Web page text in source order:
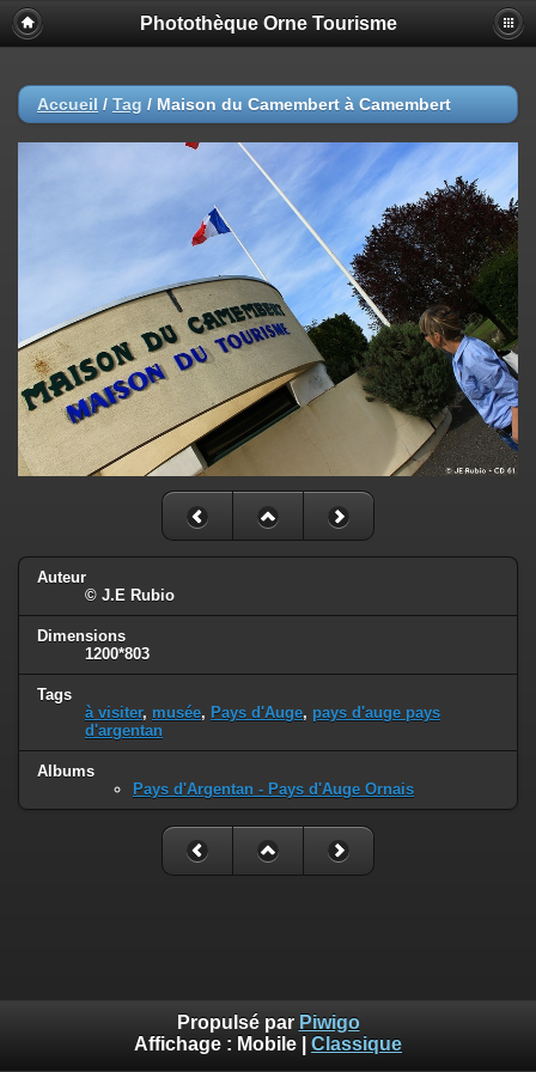
Photothèque Orne Tourisme
Accueil / Tag / Maison du Camembert à Camembert
Auteur
© J.E Rubio
Dimensions
1200*803
Tags
à visiter, musée, Pays d'Auge, pays d'auge pays
d'argentan
Albums
Pays d'Argentan - Pays d'Auge Ornais
Propulsé par Piwigo
Affichage : Mobile Classique